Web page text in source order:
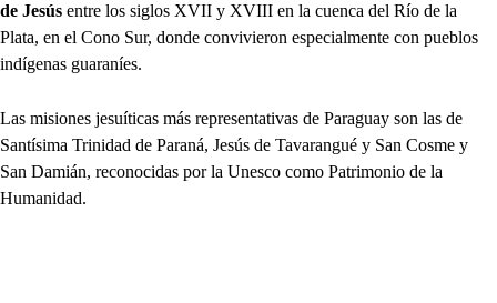
de Jesús entre los siglos XVII y XVIII en la cuenca del Río de la
Plata, en el Cono Sur, donde convivieron especialmente con pueblos
indígenas guaraníes.
Las misiones jesuíticas más representativas de Paraguay son las de
Santísima Trinidad de Paraná, Jesús de Tavarangué y San Cosme y
San Damián, reconocidas por la Unesco como Patrimonio de la
Humanidad.